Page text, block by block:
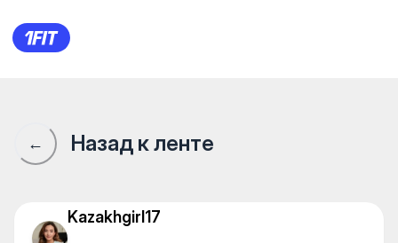
Вот так вот, не остались
← Назад к ленте
Kazakhgirl17